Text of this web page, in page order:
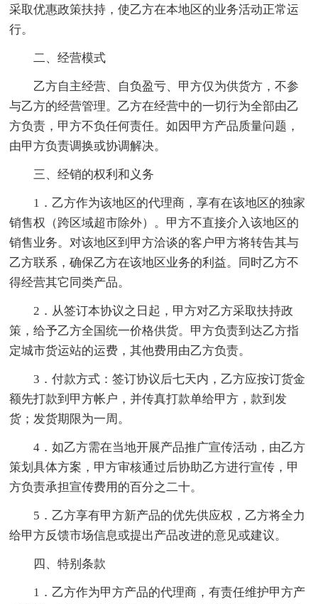
采取优惠政策扶持，使乙方在本地区的业务活动正常运
行。
二、经营模式
乙方自主经营、自负盈亏、甲方仅为供货方，不参
与乙方的经营管理。乙方在经营中的一切行为全部由乙
方负责，甲方不负任何责任。如因甲方产品质量问题，
由甲方负责调换或协调解决。
三、经销的权利和义务
1．乙方作为该地区的代理商，享有在该地区的独家
销售权（跨区域超市除外）。甲方不直接介入该地区的
销售业务。对该地区到甲方洽谈的客户甲方将转告其与
乙方联系，确保乙方在该地区业务的利益。同时乙方不
得经营其它同类产品。
2．从签订本协议之日起，甲方对乙方采取扶持政
策，给予乙方全国统一价格供货。甲方负责到达乙方指
定城市货运站的运费，其他费用由乙方负责。
3．付款方式：签订协议后七天内，乙方应按订货金
额先打款到甲方帐户，并传真打款单给甲方，款到发
货；发货期限为一周。
4．如乙方需在当地开展产品推广宣传活动，由乙方
策划具体方案，甲方审核通过后协助乙方进行宣传，甲
方负责承担宣传费用的百分之二十。
5．乙方享有甲方新产品的优先供应权，乙方将全力
给甲方反馈市场信息或提出产品改进的意见或建议。
四、特别条款
1．乙方作为甲方产品的代理商，有责任维护甲方产